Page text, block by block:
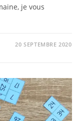
je vous
20 SEPTEMBRE 2020